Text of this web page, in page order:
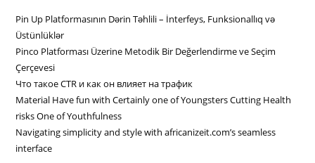
Pin Up Platformasının Dərin Təhlili – İnterfeys, Funksionallıq və
Üstünlüklər
Pinco Platforması Üzerine Metodik Bir Değerlendirme ve Seçim
Çerçevesi
Что такое CTR и как он влияет на трафик
Material Have fun with Certainly one of Youngsters Cutting Health
risks One of Youthfulness
Navigating simplicity and style with africanizeit.com’s seamless
interface